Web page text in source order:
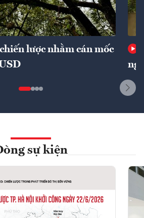
lược nhằm cán mốc
sự kiện